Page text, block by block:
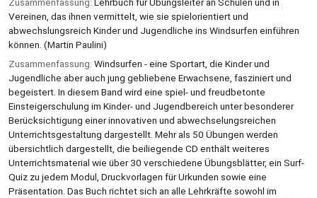
Vereinen, das ihnen vermittelt, wie sie spielorientiert und
abwechslungsreich Kinder und Jugendliche ins Windsurfen einführen
können. (Martin Paulini)
Zusammenfassung: Windsurfen - eine Sportart, die Kinder und
Jugendliche aber auch jung gebliebene Erwachsene, fasziniert und
begeistert. In diesem Band wird eine spiel- und freudbetonte
Einsteigerschulung im Kinder- und Jugendbereich unter besonderer
Berücksichtigung einer innovativen und abwechselungsreichen
Unterrichtsgestaltung dargestellt. Mehr als 50 Übungen werden
übersichtlich dargestellt, die beiliegende CD enthält weiteres
Unterrichtsmaterial wie über 30 verschiedene Übungsblätter, ein Surf-
Quiz zu jedem Modul, Druckvorlagen für Urkunden sowie eine
Präsentation. Das Buch richtet sich an alle Lehrkräfte sowohl im